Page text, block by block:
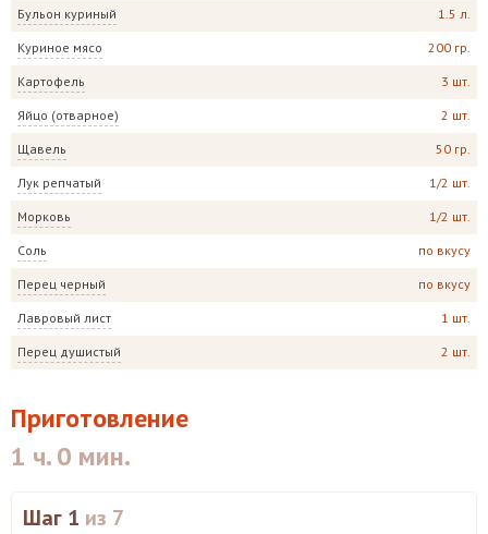
Бульон куриный 1.5 л.
Куриное мясо 200 гр.
Картофель 3 шт.
Яйцо (отварное) 2 шт.
Щавель 50 гр.
Лук репчатый 1/2 шт.
Морковь 1/2 шт.
Соль по вкусу
Перец черный по вкусу
Лавровый лист 1 шт.
Перец душистый 2 шт.
Приготовление
1 ч. 0 мин.
Шаг 1 из 7